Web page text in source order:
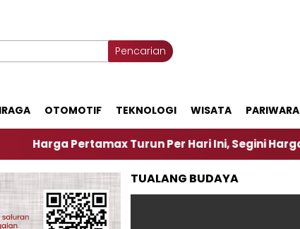
Pencarian
OTOMOTIF TEKNOLOGI WISATA PARIWARA
Pertamax Turun Per Hari Ini, Segini Harganya
TUALANG BUDAYA